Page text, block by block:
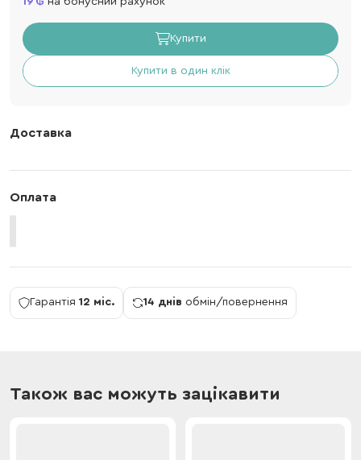
Купити
Купити в один клік
Доставка
Оплата
Гарантія 12 міс. 14 днів обмін/повернення
Також вас можуть зацікавити